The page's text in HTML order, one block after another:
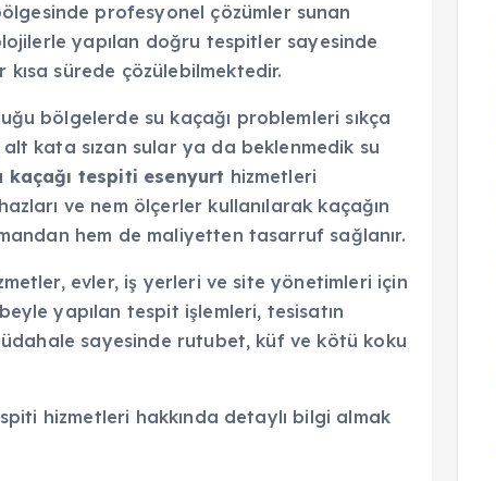
profesyonel çözümler sunan
yapılan doğru tespitler sayesinde
sürede çözülebilmektedir.
bölgelerde su kaçağı problemleri sıkça
kata sızan sular ya da beklenmedik su
kaçağı tespiti esenyurt hizmetleri
ve nem ölçerler kullanılarak kaçağın
hem de maliyetten tasarruf sağlanır.
evler, iş yerleri ve site yönetimleri için
yapılan tespit işlemleri, tesisatın
sayesinde rutubet, küf ve kötü koku
hizmetleri hakkında detaylı bilgi almak